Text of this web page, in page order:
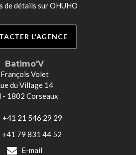
de détails sur OHUHO
L'AGENCE
Batimo'V
François Volet
du Village 14
- 1802 Corseaux
+41 21 546 29 29
+41 79 831 44 52
E-mail